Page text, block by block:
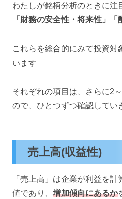
わたしが銘柄分析のときに注
「財務の安全性・将来性」「
これらを総合的にみて投資対
います
それぞれの項目は、さらに2
ので、ひとつずつ確認してい
売上高(収益性)
「売上高」は企業が利益を
値であり、 増加傾向にあるか